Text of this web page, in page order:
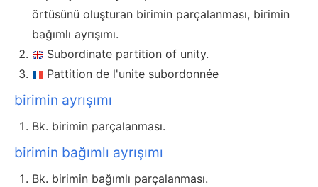
örtüsünü oluşturan birimin parçalanması, birimin
bağımlı ayrışımı.
Subordinate partition of unity.
Pattition de l'unite subordonnée
birimin ayrışımı
Bk. birimin parçalanması.
birimin bağımlı ayrışımı
Bk. birimin bağımlı parçalanması.